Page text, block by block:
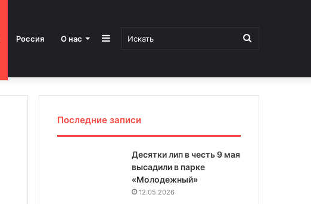
Россия О нас Искать
Sidebar
Последние записи
Десятки лип в честь 9 мая
высадили в парке
«Молодежный»
12.05.2026